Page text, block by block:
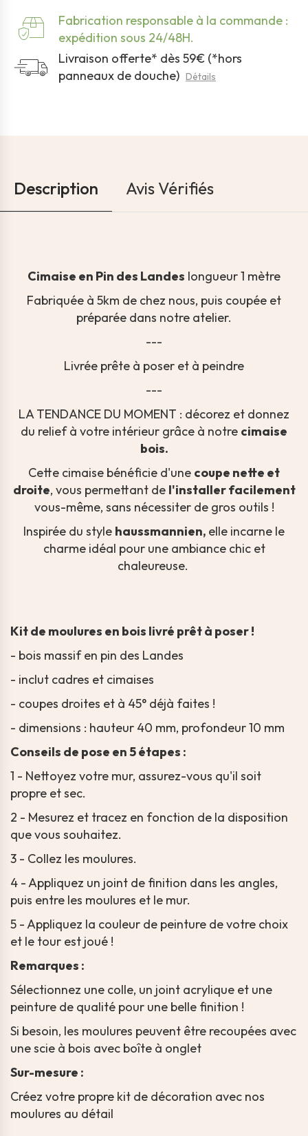
Fabrication responsable à la commande :
expédition sous 24/48H.
Livraison offerte* dès 59€ (*hors
panneaux de douche) Détails
Description Avis Vérifiés
Cimaise en Pin des Landes longueur 1 mètre
Fabriquée à 5km de chez nous, puis coupée et
préparée dans notre atelier.
---
Livrée prête à poser et à peindre
---
LA TENDANCE DU MOMENT : décorez et donnez
du relief à votre intérieur grâce à notre cimaise
bois.
Cette cimaise bénéficie d'une coupe nette et
droite, vous permettant de l'installer facilement
vous-même, sans nécessiter de gros outils !
Inspirée du style haussmannien, elle incarne le
charme idéal pour une ambiance chic et
chaleureuse.
Kit de moulures en bois livré prêt à poser !
- bois massif en pin des Landes
- inclut cadres et cimaises
- coupes droites et à 45° déjà faites !
- dimensions : hauteur 40 mm, profondeur 10 mm
Conseils de pose en 5 étapes :
1 - Nettoyez votre mur, assurez-vous qu'il soit
propre et sec.
2 - Mesurez et tracez en fonction de la disposition
que vous souhaitez.
3 - Collez les moulures.
4 - Appliquez un joint de finition dans les angles,
puis entre les moulures et le mur.
5 - Appliquez la couleur de peinture de votre choix
et le tour est joué !
Remarques :
Sélectionnez une colle, un joint acrylique et une
peinture de qualité pour une belle finition !
Si besoin, les moulures peuvent être recoupées avec
une scie à bois avec boîte à onglet
Sur-mesure :
Créez votre propre kit de décoration avec nos
moulures au détail